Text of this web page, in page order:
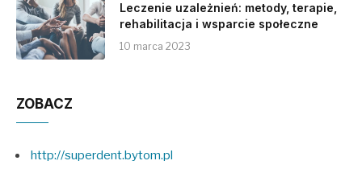
Leczenie uzależnień: metody, terapie,
rehabilitacja i wsparcie społeczne
10 marca 2023
ZOBACZ
http://superdent.bytom.pl